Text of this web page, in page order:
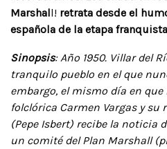
Marshall! retrata desde el
española de la etapa
Sinopsis: Año 1950. Villar del
tranquilo pueblo en el que
embargo, el mismo día en
folclórica Carmen Vargas y su
(Pepe Isbert) recibe la noticia
un comité del Plan Marshall